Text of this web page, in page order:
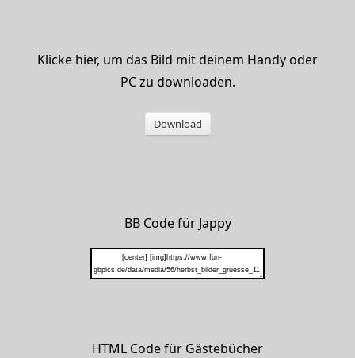
Klicke hier, um das Bild mit deinem Handy oder
PC zu downloaden.
Download
BB Code für Jappy
HTML Code für Gästebücher